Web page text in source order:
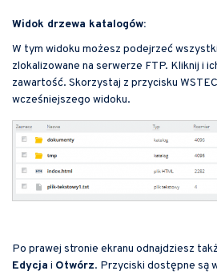
Widok drzewa katalogów:
W tym widoku możesz podejrzeć
zlokalizowane na serwerze FTP. Kliknij i
zawartość. Skorzystaj z przycisku
wcześniejszego widoku.
Po prawej stronie ekranu odnajdziesz
Edycja i Otwórz. Przyciski dostępne są